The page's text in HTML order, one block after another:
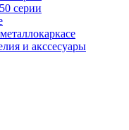
серии
и акссесуары